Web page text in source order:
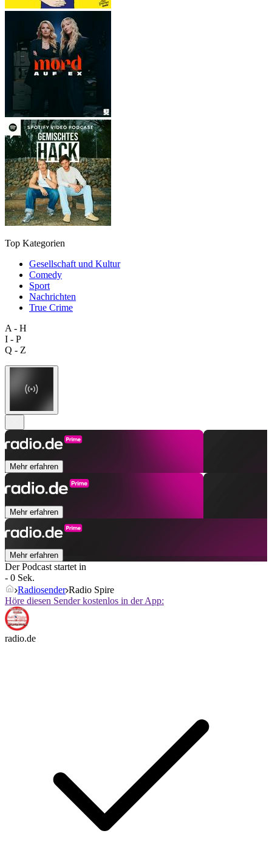
Top Kategorien
Gesellschaft und Kultur
Comedy
Sport
Nachrichten
True Crime
A - H
I - P
Q - Z
Mehr erfahren
Mehr erfahren
Mehr erfahren
Der Podcast startet in
- 0 Sek.
Radiosender Radio Spire
Höre diesen Sender kostenlos in der App:
radio.de